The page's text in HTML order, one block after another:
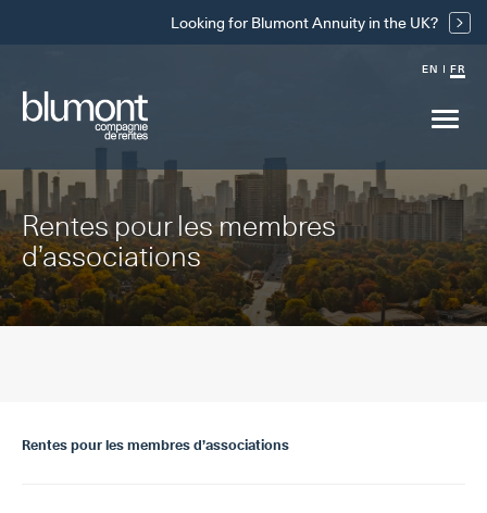
Looking for Blumont Annuity in the UK?
EN FR
Main
Rentes pour les membres
d’associations
Rentes pour les membres d’associations